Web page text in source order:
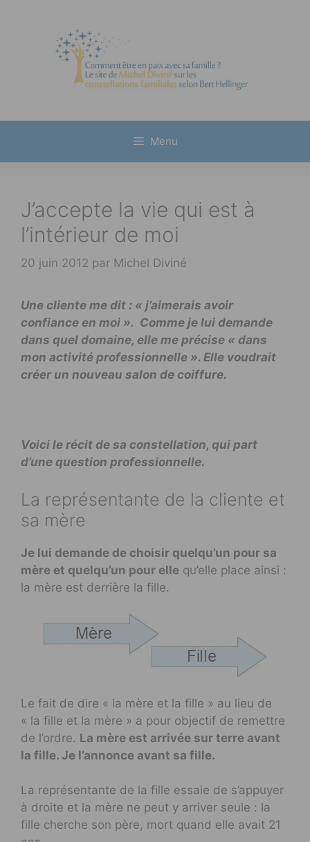
Menu
J’accepte la vie qui est à
l’intérieur de moi
20 juin 2012 par Michel Diviné
Une cliente me dit : « j’aimerais avoir
confiance en moi ». Comme je lui demande
dans quel domaine, elle me précise « dans
mon activité professionnelle ». Elle voudrait
créer un nouveau salon de coiffure.
Voici le récit de sa constellation, qui part
d’une question professionnelle.
La représentante de la cliente et
sa mère
Je lui demande de choisir quelqu’un pour sa
mère et quelqu’un pour elle qu’elle place ainsi :
la mère est derrière la fille.
Le fait de dire « la mère et la fille » au lieu de
« la fille et la mère » a pour objectif de remettre
de l’ordre. La mère est arrivée sur terre avant
la fille. Je l’annonce avant sa fille.
La représentante de la fille essaie de s’appuyer
à droite et la mère ne peut y arriver seule : la
fille cherche son père, mort quand elle avait 21